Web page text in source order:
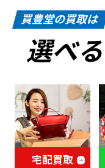
買豊堂の買取は
選べる
宅配買取